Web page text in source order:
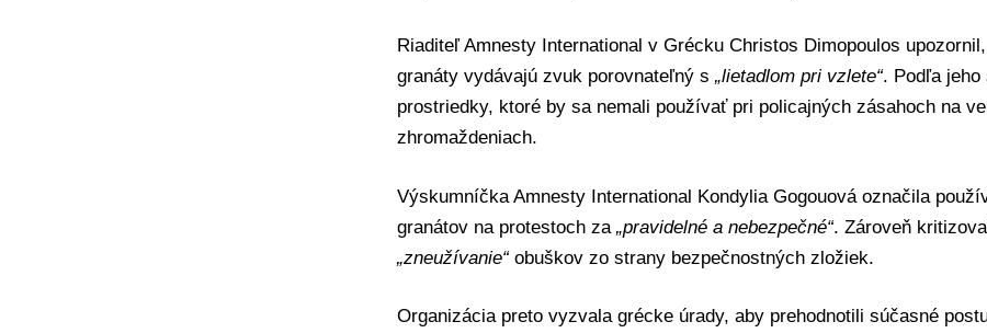
Riaditeľ Amnesty International v Grécku Christos Dimopoulos
granáty vydávajú zvuk porovnateľný s „lietadlom pri vzlete“. Podľa jeho
prostriedky, ktoré by sa nemali používať pri policajných zásahoch na
zhromaždeniach.
Výskumníčka Amnesty International Kondylia Gogouová označila
granátov na protestoch za „pravidelné a nebezpečné“. Zároveň
„zneužívanie“obuškov zo strany bezpečnostných zložiek.
Organizácia preto vyzvala grécke úrady, aby prehodnotili súčasné